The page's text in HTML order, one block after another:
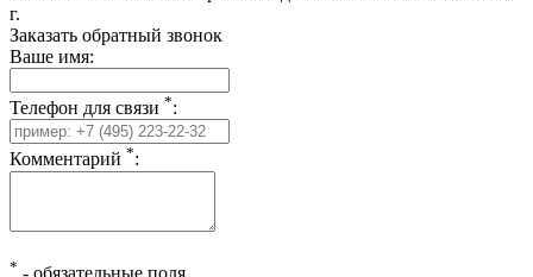
г.
Заказать обратный звонок
Ваше имя:
Телефон для связи *:
Комментарий *:
* - обязательные поля